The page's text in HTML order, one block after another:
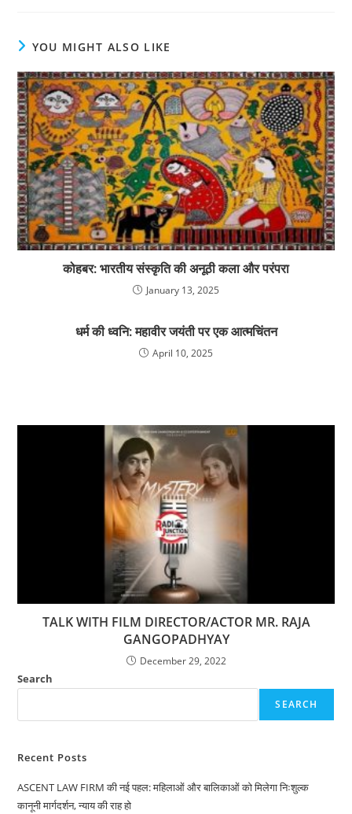
YOU MIGHT ALSO LIKE
कोहबर: भारतीय संस्कृति की अनूठी कला और परंपरा
January 13, 2025
धर्म की ध्वनि: महावीर जयंती पर एक आत्मचिंतन
April 10, 2025
TALK WITH FILM DIRECTOR/ACTOR MR. RAJA
GANGOPADHYAY
December 29, 2022
Search
SEARCH
Recent Posts
ASCENT LAW FIRM की नई पहल: महिलाओं और बालिकाओं को मिलेगा निःशुल्क
कानूनी मार्गदर्शन, न्याय की राह हो